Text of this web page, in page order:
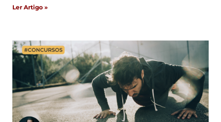
Ler Artigo »